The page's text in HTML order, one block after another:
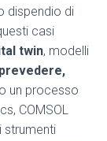
dispendio di
casi
twin, modelli
un processo
COMSOL
strumenti